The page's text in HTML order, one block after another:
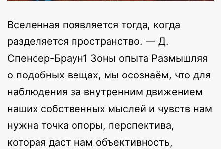
Вселенная появляется тогда, когда
разделяется пространство. — Д.
Спенсер-Браун1 Зоны опыта Размышляя
о подобных вещах, мы осознаём, что для
наблюдения за внутренним движением
наших собственных мыслей и чувств нам
нужна точка опоры, перспектива,
которая даст нам объективность,